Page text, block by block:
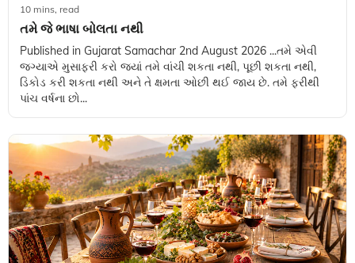
10 mins, read
તમે જે ભાષા બોલતા નથી
Published in Gujarat Samachar 2nd August 2026 ...તમે એવી
જગ્યાએ મુસાફરી કરો જ્યાં તમે વાંચી શકતા નથી, પૂછી શકતા નથી,
ડિકોડ કરી શકતા નથી અને તે ક્ષમતા ઓછી થઈ જાય છે. તમે ફરીથી
પાંચ વર્ષના છો...